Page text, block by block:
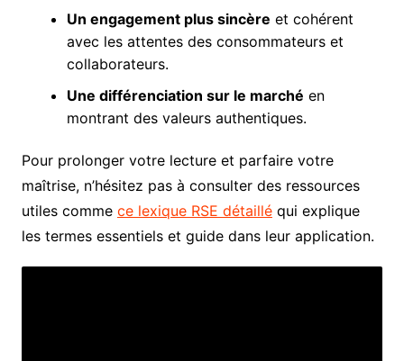
Un engagement plus sincère et cohérent
avec les attentes des consommateurs et
collaborateurs.
Une différenciation sur le marché en
montrant des valeurs authentiques.
Pour prolonger votre lecture et parfaire votre
maîtrise, n’hésitez pas à consulter des ressources
utiles comme ce lexique RSE détailléqui explique
les termes essentiels et guide dans leur application.